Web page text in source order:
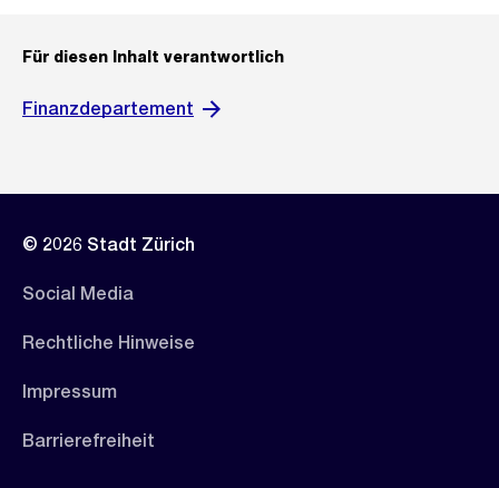
Für diesen Inhalt verantwortlich
Finanzdepartement
© 2026 Stadt Zürich
Social Media
Rechtliche Hinweise
Impressum
Barrierefreiheit